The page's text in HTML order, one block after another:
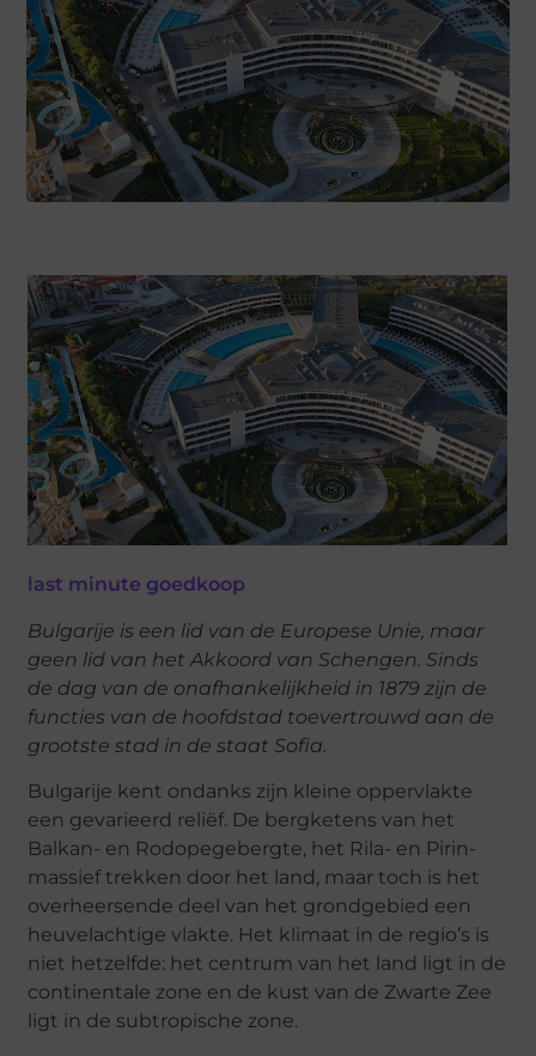
last minute goedkoop
Bulgarije is een lid van de Europese Unie, maar
geen lid van het Akkoord van Schengen. Sinds
de dag van de onafhankelijkheid in 1879 zijn de
functies van de hoofdstad toevertrouwd aan de
grootste stad in de staat Sofia.
Bulgarije kent ondanks zijn kleine oppervlakte
een gevarieerd reliëf. De bergketens van het
Balkan- en Rodopegebergte, het Rila- en Pirin-
massief trekken door het land, maar toch is het
overheersende deel van het grondgebied een
heuvelachtige vlakte. Het klimaat in de regio’s is
niet hetzelfde: het centrum van het land ligt in de
continentale zone en de kust van de Zwarte Zee
ligt in de subtropische zone.